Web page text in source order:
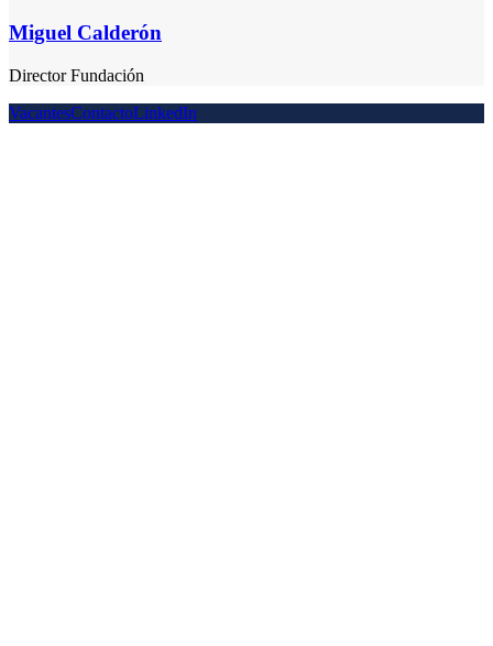
Miguel Calderón
Director Fundación
VacantesContactoLinkedIn